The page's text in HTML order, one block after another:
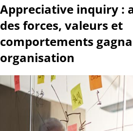
Appreciative inquiry :
des forces, valeurs et
comportements
organisation